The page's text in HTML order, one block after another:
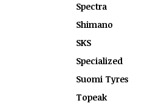
Spectra
Shimano
SKS
Specialized
Suomi Tyres
Topeak